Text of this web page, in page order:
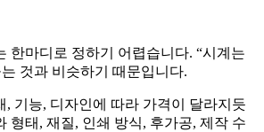
한마디로 정하기 어렵습니다. “시계는
것과 비슷하기 때문입니다.
, 기능, 디자인에 따라 가격이 달라지듯
형태, 재질, 인쇄 방식, 후가공, 제작 수